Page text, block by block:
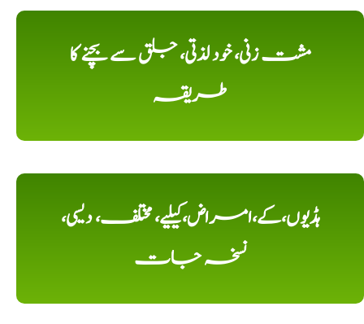
مشت زنی، خود لذتی، جلق سے بچنے کا
طریقہ
ہڈیوں،کے،امراض،کیلیے، مختلف، دیسی،
نسخہ جات